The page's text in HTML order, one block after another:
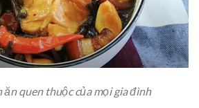
quen thuộc của mọi gia đình